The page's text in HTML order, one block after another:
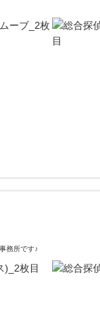
務所です♪